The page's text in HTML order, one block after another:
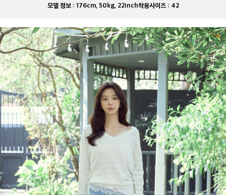
모델 정보 : 176cm, 50kg, 22inch착용사이즈 : 42